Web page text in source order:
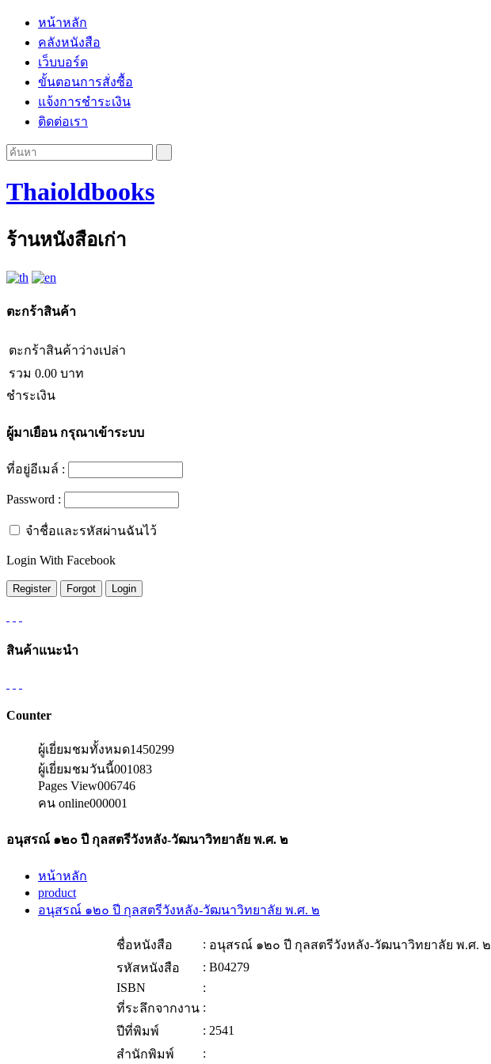
หน้าหลัก
คลังหนังสือ
เว็บบอร์ด
ขั้นตอนการสั่งซื้อ
แจ้งการชำระเงิน
ติดต่อเรา
Thaioldbooks
ร้านหนังสือเก่า
ตะกร้าสินค้า
ตะกร้าสินค้าว่างเปล่า
รวม 0.00 บาท
ชำระเงิน
ผู้มาเยือนกรุณาเข้าระบบ
ที่อยู่อีเมล์ :
Password :
จำชื่อและรหัสผ่านฉันไว้
Login With Facebook
สินค้าแนะนำ
Counter
ผู้เยี่ยมชมทั้งหมด1450299
ผู้เยี่ยมชมวันนี้001083
Pages View006746
คน online000001
อนุสรณ์ ๑๒๐ ปี กุลสตรีวังหลัง-วัฒนาวิทยาลัย พ.ศ. ๒
หน้าหลัก
product
อนุสรณ์ ๑๒๐ ปี กุลสตรีวังหลัง-วัฒนาวิทยาลัย พ.ศ. ๒
ชื่อหนังสือ : อนุสรณ์ ๑๒๐ ปี กุลสตรีวังหลัง-วัฒนาวิทยาลัย พ.ศ. ๒
รหัสหนังสือ
: B04279
ISBN
:
ที่ระลึกจากงาน :
ปีที่พิมพ์
: 2541
สำนักพิมพ์
: